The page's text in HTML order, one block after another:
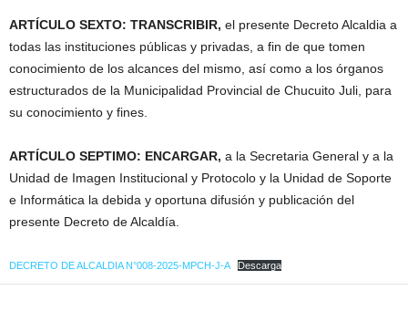
ARTÍCULO SEXTO: TRANSCRIBIR, el presente Decreto Alcaldia a
todas las instituciones públicas y privadas, a fin de que tomen
conocimiento de los alcances del mismo, así como a los órganos
estructurados de la Municipalidad Provincial de Chucuito Juli, para
su conocimiento y fines.
ARTÍCULO SEPTIMO: ENCARGAR, a la Secretaria General y a la
Unidad de Imagen Institucional y Protocolo y la Unidad de Soporte
e Informática la debida y oportuna difusión y publicación del
presente Decreto de Alcaldía.
DECRETO DE ALCALDIA N°008-2025-MPCH-J-A Descarga